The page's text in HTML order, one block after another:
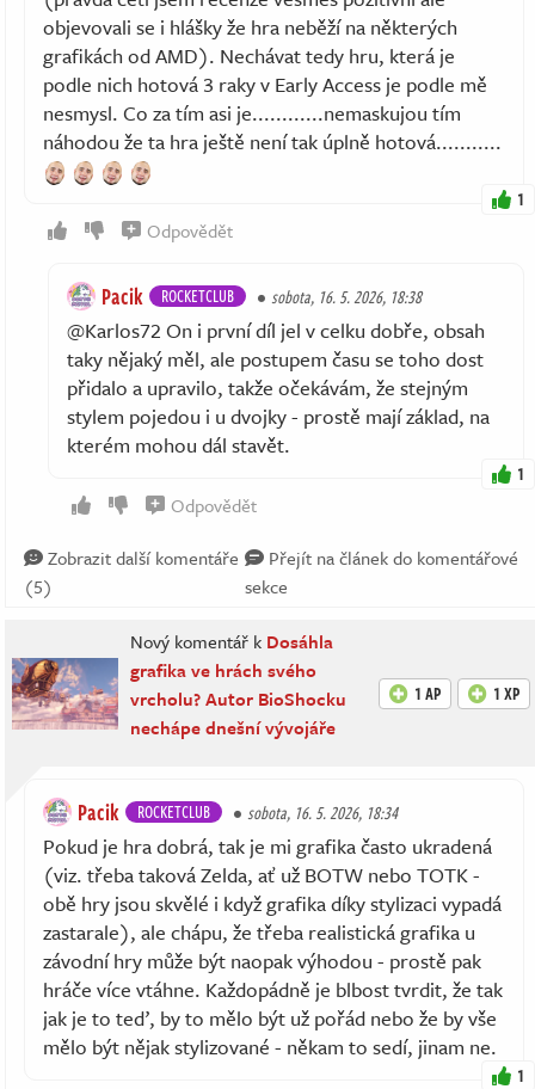
objevovali se i hlášky že hra neběží na některých
grafikách od AMD). Nechávat tedy hru, která je
podle nich hotová 3 raky v Early Access je podle mě
nesmysl. Co za tím asi je............nemaskujou tím
náhodou že ta hra ještě není tak úplně hotová...........
1
Odpovědět
Pacik ROCKETCLUB sobota, 16. 5. 2026, 18:38
@Karlos72 On i první díl jel v celku dobře, obsah
taky nějaký měl, ale postupem času se toho dost
přidalo a upravilo, takže očekávám, že stejným
stylem pojedou i u dvojky - prostě mají základ, na
kterém mohou dál stavět.
1
Odpovědět
Zobrazit další komentáře
(5)
Přejít na článek do komentářové
sekce
Nový komentář k Dosáhla
grafika ve hrách svého
vrcholu? Autor BioShocku
nechápe dnešní vývojáře
1 AP 1 XP
Pacik ROCKETCLUB sobota, 16. 5. 2026, 18:34
Pokud je hra dobrá, tak je mi grafika často ukradená
(viz. třeba taková Zelda, ať už BOTW nebo TOTK -
obě hry jsou skvělé i když grafika díky stylizaci vypadá
zastarale), ale chápu, že třeba realistická grafika u
závodní hry může být naopak výhodou - prostě pak
hráče více vtáhne. Každopádně je blbost tvrdit, že tak
jak je to teď, by to mělo být už pořád nebo že by vše
mělo být nějak stylizované - někam to sedí, jinam ne.
1